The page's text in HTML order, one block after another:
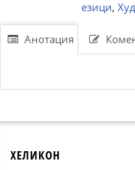
езици,
Анотация
ХЕЛИКОН